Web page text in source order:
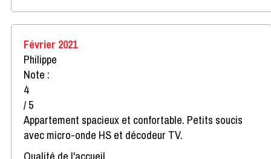
Février 2021
Philippe
Note :
4
/ 5
Appartement spacieux et confortable. Petits soucis
avec micro-onde HS et décodeur TV.